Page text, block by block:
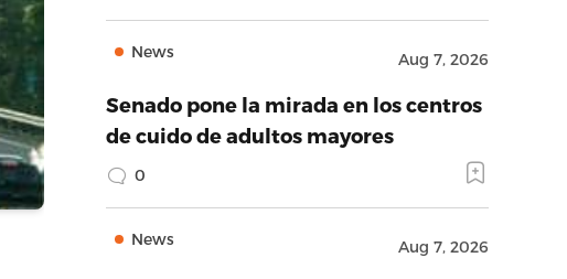
News Aug 7, 2026
Senado pone la mirada en los centros
de cuido de adultos mayores
0
News Aug 7, 2026